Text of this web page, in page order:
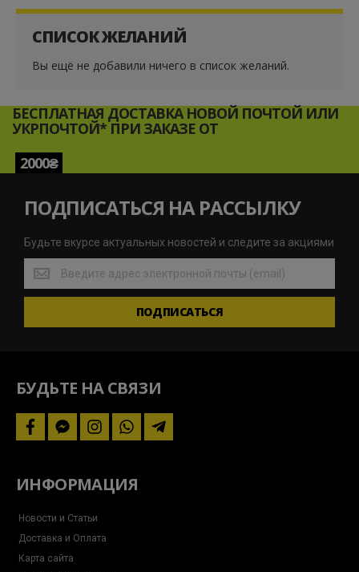
СПИСОК ЖЕЛАНИЙ
Вы ещё не добавили ничего в список желаний.
БЕСПЛАТНАЯ ДОСТАВКА НОВОЙ ПОЧТОЙ ИЛИ
УКРПОЧТОЙ* ПРИ ЗАКАЗЕ ОТ
2000₴
ПОДПИСАТЬСЯ НА РАССЫЛКУ
Будьте вкурсе актуальных новостей и следите за акциями
Будьте
вкурсе
актуальных
и
ПОДПИСАТЬСЯ
БУДЬТЕ НА СВЯЗИ
facebookfacebook-
messenger
instagram
whatsapptelegram-
plane
ИНФОРМАЦИЯ
Новости и Статьи
Доставка и Оплата
Карта сайта